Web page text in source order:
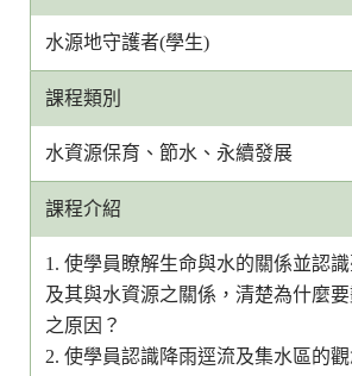
水源地守護者(學生)
課程類別
水資源保育、節水、永續發展
課程介紹
1. 使學員瞭解生命與水的關係並認
及其與水資源之關係，清楚為什麼
之原因？
2. 使學員認識降雨逕流及集水區的